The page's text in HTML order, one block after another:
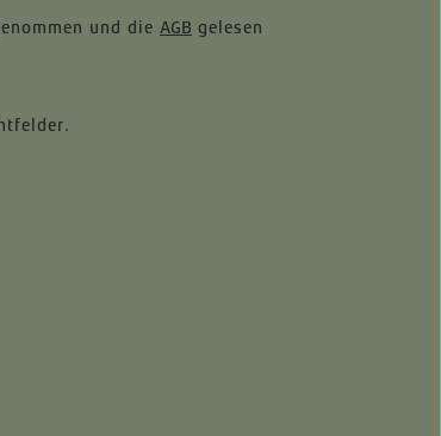
und die AGB gelesen